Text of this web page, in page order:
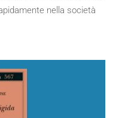
nella società